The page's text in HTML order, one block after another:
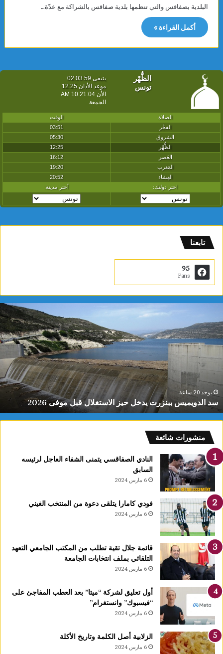
البلدية بصفاقس والتي تنظمها بلدية صفاقس بالشراكة مع عدّة…
أكمل القراءة »
تابعنا
95
Fans
ا
ل
و
س
ب
ب
ر
ت
خ
ل
ا
ت
ل
يوجد 20 ساعة
سد الدويميس ببنزرت يدخل حيز الاستغلال قبل موفى 2026
منشورات شائعة
النادي الصفاقسي يتمنى الشفاء العاجل لرئيسه
السابق
6 مارس 2024
فودي كامارا يتلقى دعوة من المنتخب الغيني
6 مارس 2024
قائمة جلال تقية تطلب من المكتب الجامعي التعهد
التلقائي بملف انتخابات الجامعة
6 مارس 2024
أول تعليق لشركة “ميتا” بعد العطب المفاجئ على
“فيسبوك” وانستغرام”
6 مارس 2024
الزلابية أصل الكلمة وتاريخ الأكلة
6 مارس 2024